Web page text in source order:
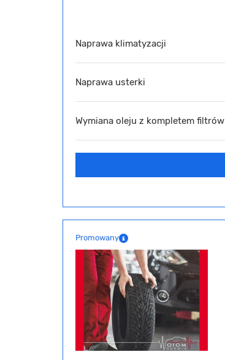
Naprawa klimatyzacji
Naprawa usterki
Wymiana oleju z kompletem filtrów
Promowany